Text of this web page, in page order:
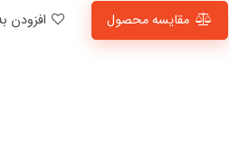
مقایسه محصول